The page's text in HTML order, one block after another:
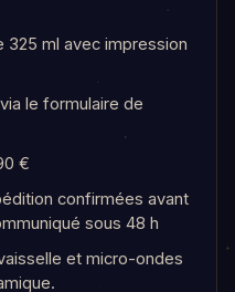
325 ml avec impression
le formulaire de
€
confirmées avant
sous 48 h
et micro-ondes